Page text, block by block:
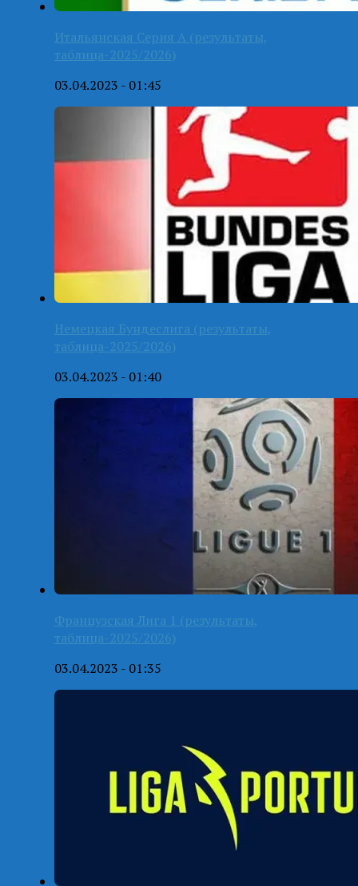
Итальянская Серия А (результаты,
таблица-2025/2026)
03.04.2023 - 01:45
Немецкая Бундеслига (результаты,
таблица-2025/2026)
03.04.2023 - 01:40
Французская Лига 1 (результаты,
таблица-2025/2026)
03.04.2023 - 01:35